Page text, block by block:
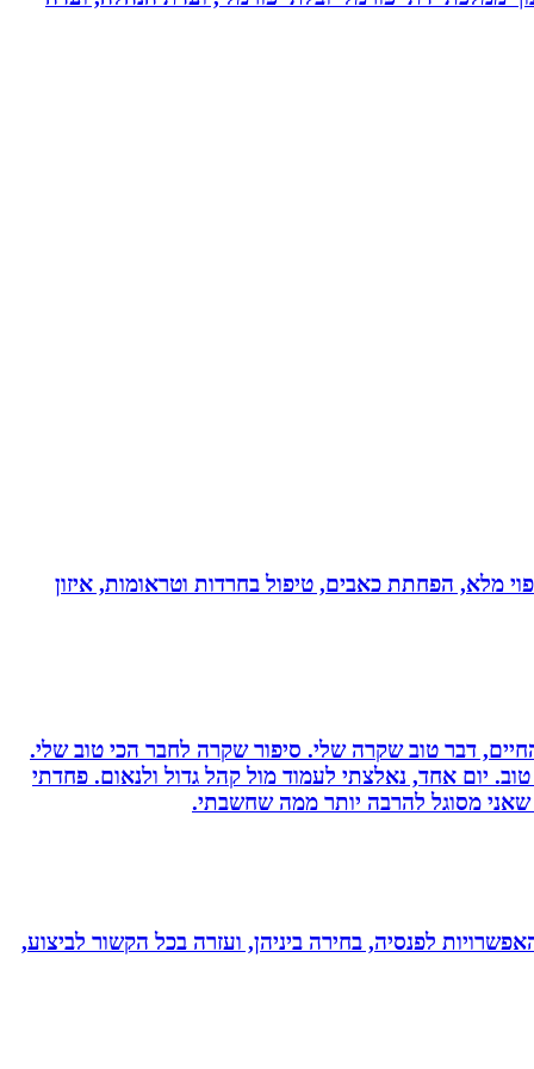
נטורופתית כ-18 שנה, המשלבת ידע מתקדם לריפוי מלא, הפחתת כאבים, טיפול בחרדות וטראומות, איזון
דבר טוב שקרה שלי. סיפור שקרה לחבר הכי טוב שלי.
יום אחד, נאלצתי לעמוד מול קהל גדול ולנאום. פחדתי
מסוגל להרבה יותר ממה שחשבתי.
לפנסיה, בחירה ביניהן, ועזרה בכל הקשור לביצוע,